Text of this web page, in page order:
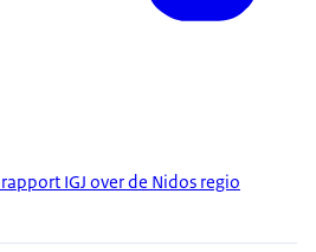
IGJ over de Nidos regio